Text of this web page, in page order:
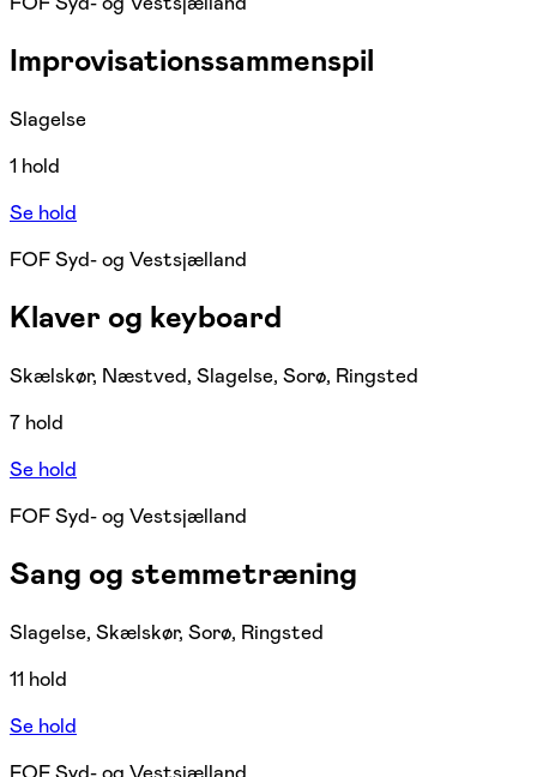
Improvisationssammenspil
Slagelse
1 hold
Se hold
FOF Syd- og Vestsjælland
Klaver og keyboard
Skælskør, Næstved, Slagelse, Sorø, Ringsted
7 hold
Se hold
FOF Syd- og Vestsjælland
Sang og stemmetræning
Slagelse, Skælskør, Sorø, Ringsted
11 hold
Se hold